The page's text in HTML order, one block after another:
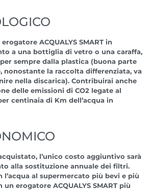
ACQUALYS SMART in
a una bottiglia di vetro o una caraffa,
sempre dalla plastica (buona parte
nonostante la raccolta differenziata, va
nella discarica). Contribuirai anche
delle emissioni di CO2 legate al
centinaia di Km dell’acqua in
l’unico costo aggiuntivo sarà
alla sostituzione annuale dei filtri.
l’acqua al supermercato più bevi e più
un erogatore ACQUALYS SMART più